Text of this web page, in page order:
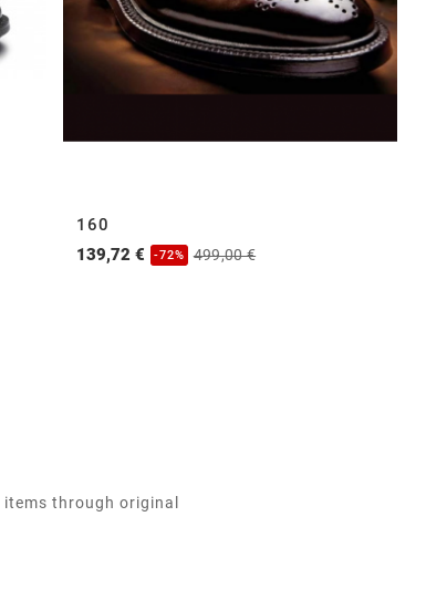
160
139,72 €
-72% 499,00 €
through original